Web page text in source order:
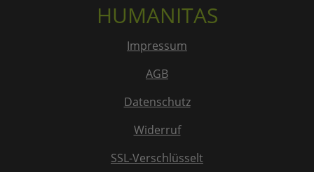
HUMANITAS
Impressum
AGB
Datenschutz
Widerruf
SSL-Verschlüsselt